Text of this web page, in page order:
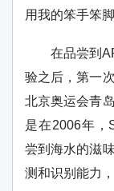
用我的笨手笨
在品尝到
验之后，第一
北京奥运会青
是在2006年，
尝到海水的滋
测和识别能力